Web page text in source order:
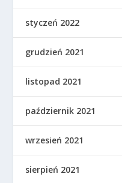
styczeń 2022
grudzień 2021
listopad 2021
październik 2021
wrzesień 2021
sierpień 2021